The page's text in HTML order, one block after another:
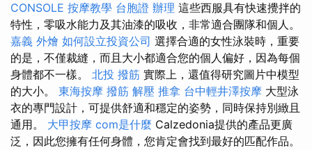
CONSOLE 按摩教學 台胞證 辦理 這些西服具有快速攪拌的
特性，零吸水能力及其油漆的吸收，非常適合團隊和個人。
嘉義 外燴 如何設立投資公司 選擇合適的女性泳裝時，重要
的是，不僅裁縫，而且大小都適合您的個人偏好，因為每個
身體都不一樣。 北投 撥筋 實際上，還值得研究圖片中模型
的大小。 東海按摩 撥筋 解壓 推拿 台中輕井澤按摩 大型泳
衣的專門設計，可提供舒適和穩定的姿勢，同時保持別緻且
通用。 大甲按摩 com是什麼 Calzedonia提供的產品更廣
泛，因此您擁有任何身體，您肯定會找到最好的匹配作品。